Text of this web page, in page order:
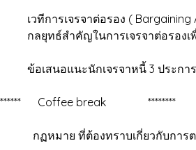
รจาต่อรอง (
ารเจรจาต่อรองเพื่อติดต
นักเจรจาหนี้ 3 ประ
น. ********
น. กฏหมาย